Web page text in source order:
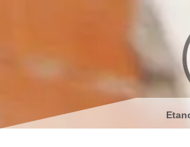
Etanchéité de terrasse 78
Yvelines